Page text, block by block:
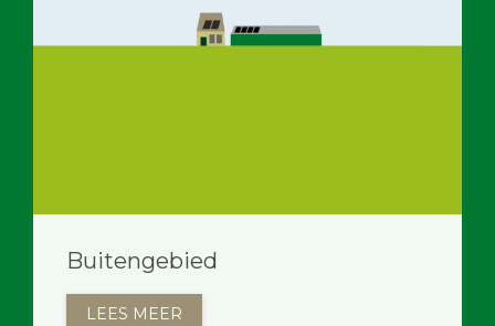
Buitengebied
LEES MEER